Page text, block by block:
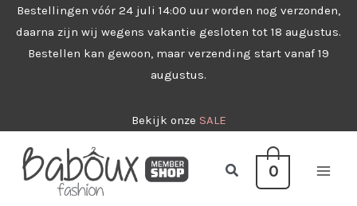
naar
Bestellingen vóór 24 juli 14:00 uur worden nog verzonden,
daarna zijn wij wegens vakantie gesloten tot 18 augustus.
Bestellen kan gewoon, maar verzending start vanaf 19
augustus.
Bekijk onze SALE
Zoeken0